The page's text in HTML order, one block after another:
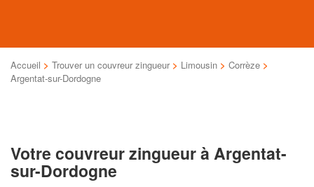
Accueil > Trouver un couvreur zingueur > Limousin > Corrèze >
Argentat-sur-Dordogne
Votre couvreur zingueur à Argentat-
sur-Dordogne